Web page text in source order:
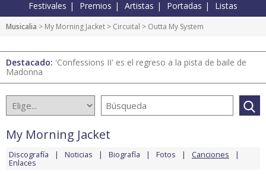
Festivales
Premios Artistas Portadas Listas
Musicalia > My Morning Jacket > Circuital > Outta My System
Destacado: 'Confessions II' es el regreso a la pista de baile de
Madonna
My Morning Jacket
Discografía Noticias Biografía Fotos Canciones
Enlaces